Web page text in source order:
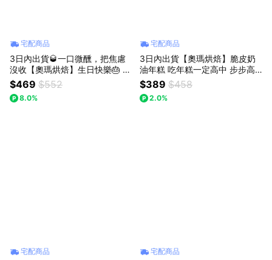
宅配商品
3日內出貨🥃一口微醺，把焦慮
沒收【奧瑪烘焙】生日快樂🎂 父
親節快樂🥸 送出微醺濃郁幸福
微醺提拉米蘇巴斯克蛋糕(4吋)
多口味任選 獅子座生日快樂 情
$469 $552
8.0%
宅配商品
3日內出貨【奧瑪烘焙】脆皮奶
油年糕 吃年糕一定高中 步步高
升 ｜原味 雙重可可｜獅子座生
日快樂 情人節快樂 送禮禮盒 LI
NE禮物獨家 韓國爆紅 巧克力甜
$389 $458
2.0%
宅配商品 宅配商品